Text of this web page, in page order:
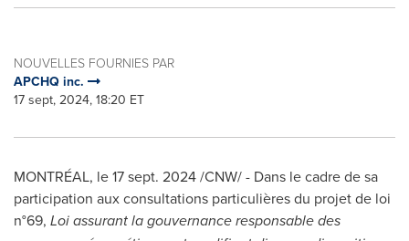
NOUVELLES FOURNIES PAR
APCHQ inc.
17 sept, 2024, 18:20 ET
MONTRÉAL, le17 sept. 2024/CNW/ - Dans le cadre de sa
participation aux consultations particulières du projet de loi
n°69, Loi assurant la gouvernance responsable des